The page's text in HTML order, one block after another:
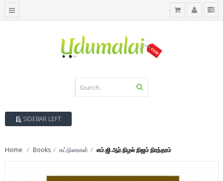
SIDEBAR LEFT
Home Books கட்டுரைகள் எம்.ஜி.ஆர்.நிழல் நிஜம் நிரந்தரம்